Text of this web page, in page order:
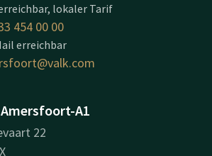
lokaler Tarif
454 00 00
erreichbar
A1
22